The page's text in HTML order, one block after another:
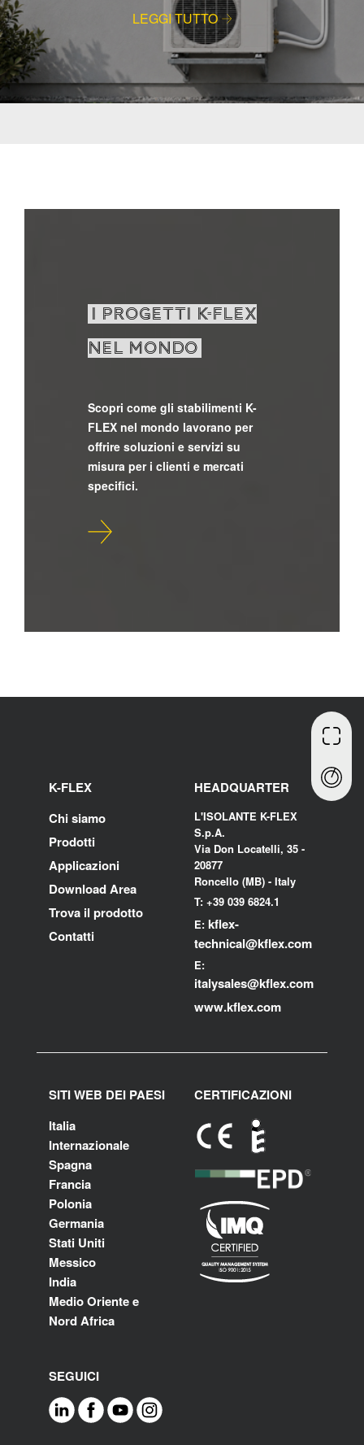
LEGGI TUTTO
I PROGETTI K-FLEX
NEL MONDO
Scopri come gli stabilimenti K-
FLEX nel mondo lavorano per
offrire soluzioni e servizi su
misura per i clienti e mercati
specifici.
K-FLEX
Chi siamo
Prodotti
Applicazioni
Download Area
Trova il prodotto
Contatti
HEADQUARTER
L'ISOLANTE K-FLEX
S.p.A.
Via Don Locatelli, 35 -
20877
Roncello (MB) - Italy
T: +39 039 6824.1
E: kflex-
technical@kflex.com
E:
italysales@kflex.com
www.kflex.com
SITI WEB DEI PAESI
Italia
Internazionale
Spagna
Francia
Polonia
Germania
Stati Uniti
Messico
India
Medio Oriente e
Nord Africa
CERTIFICAZIONI
SEGUICI